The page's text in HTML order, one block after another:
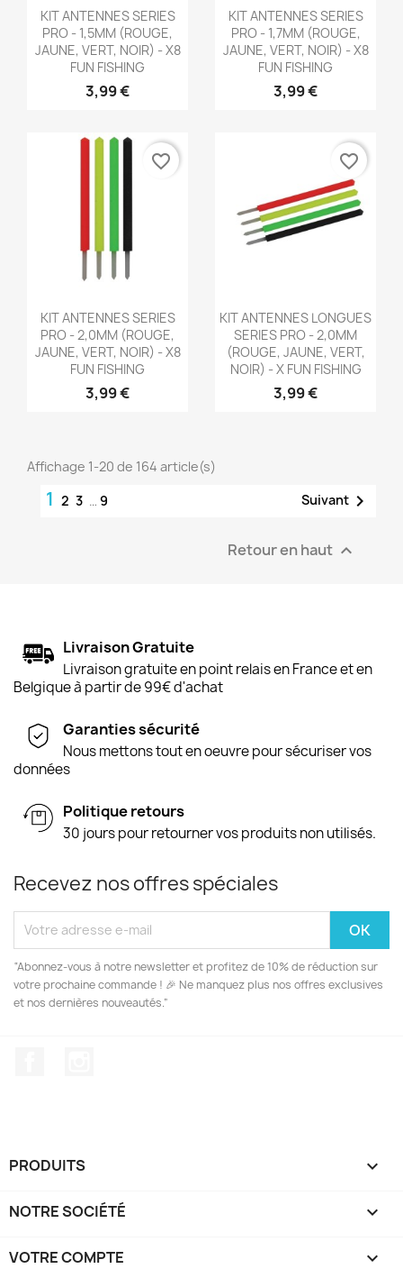
Aperçu rapide
KIT ANTENNES SERIES
PRO - 1,5MM (ROUGE,
JAUNE, VERT, NOIR) - X8
FUN FISHING
3,99 €
Aperçu rapide
KIT ANTENNES SERIES
PRO - 1,7MM (ROUGE,
JAUNE, VERT, NOIR) - X8
FUN FISHING
3,99 €
Aperçu rapide
KIT ANTENNES SERIES
PRO - 2,0MM (ROUGE,
JAUNE, VERT, NOIR) - X8
FUN FISHING
3,99 €
favorite_border
Aperçu rapide
KIT ANTENNES LONGUES
SERIES PRO - 2,0MM
(ROUGE, JAUNE, VERT,
NOIR) - X FUN FISHING
3,99 €
favorite_border
Affichage 1-20 de 164 article(s)
1 2 3 … 9 Suivant 
Retour en haut 
Livraison Gratuite
Livraison gratuite en point relais en France et en
Belgique à partir de 99€ d'achat
Garanties sécurité
Nous mettons tout en oeuvre pour sécuriser vos
données
Politique retours
30 jours pour retourner vos produits non utilisés.
Recevez nos offres spéciales
“Abonnez-vous à notre newsletter et profitez de 10% de réduction sur
votre prochaine commande ! 🎉 Ne manquez plus nos offres exclusives
et nos dernières nouveautés.”
PRODUITS 
NOTRE SOCIÉTÉ 
VOTRE COMPTE 